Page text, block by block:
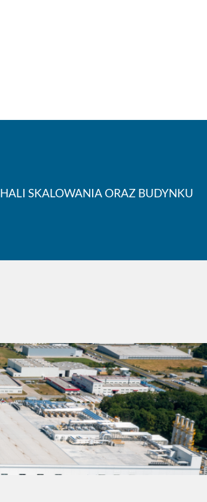
SKALOWANIA ORAZ BUDYNKU